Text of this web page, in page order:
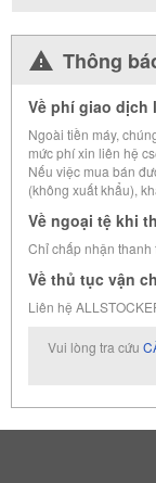
Thông
Về phí giao dịch
Ngoài tiền máy,
mức phí xin liên hệ
Nếu việc mua bán
(không xuất khẩu),
Về ngoại tệ khi
Chỉ chấp nhận
Về thủ tục vận
Liên hệ
Vui lòng tra cứu